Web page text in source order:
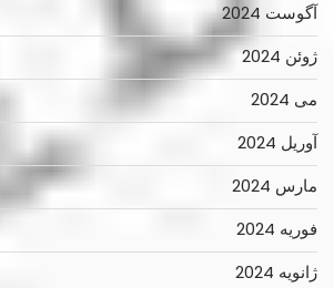
آگوست 2024
ژوئن 2024
می 2024
آوریل 2024
مارس 2024
فوریه 2024
ژانویه 2024